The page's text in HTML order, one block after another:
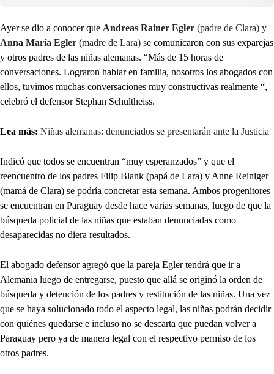
Ayer se dio a conocer que Andreas Rainer Egler (padre de Clara) y
Anna María Egler (madre de Lara) se comunicaron con sus exparejas
y otros padres de las niñas alemanas. “Más de 15 horas de
conversaciones. Lograron hablar en familia, nosotros los abogados con
ellos, tuvimos muchas conversaciones muy constructivas realmente “,
celebró el defensor Stephan Schultheiss.
Lea más: Niñas alemanas: denunciados se presentarán ante la Justicia
Indicó que todos se encuentran “muy esperanzados” y que el
reencuentro de los padres Filip Blank (papá de Lara) y Anne Reiniger
(mamá de Clara) se podría concretar esta semana. Ambos progenitores
se encuentran en Paraguay desde hace varias semanas, luego de que la
búsqueda policial de las niñas que estaban denunciadas como
desaparecidas no diera resultados.
El abogado defensor agregó que la pareja Egler tendrá que ir a
Alemania luego de entregarse, puesto que allá se originó la orden de
búsqueda y detención de los padres y restitución de las niñas. Una vez
que se haya solucionado todo el aspecto legal, las niñas podrán decidir
con quiénes quedarse e incluso no se descarta que puedan volver a
Paraguay pero ya de manera legal con el respectivo permiso de los
otros padres.